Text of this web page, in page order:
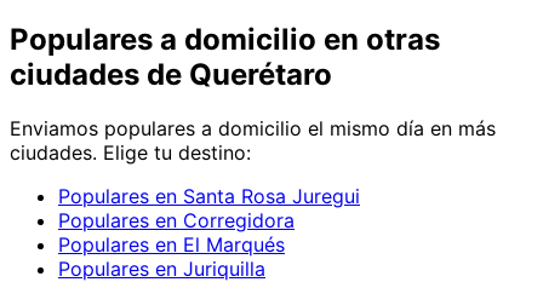
Populares a domicilio en otras
ciudades de Querétaro
Enviamos populares a domicilio el mismo día en más
ciudades. Elige tu destino:
Populares en Santa Rosa Juregui
Populares en Corregidora
Populares en El Marqués
Populares en Juriquilla